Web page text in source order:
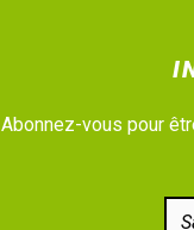
Abonnez-vous pour